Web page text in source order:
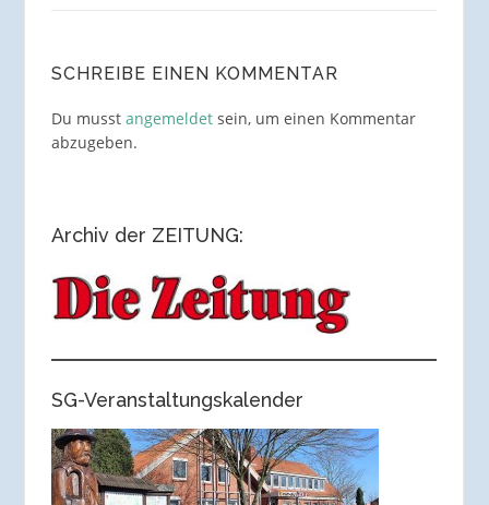
SCHREIBE EINEN KOMMENTAR
Du musst angemeldetsein, um einen Kommentar
abzugeben.
Archiv der ZEITUNG:
SG-Veranstaltungskalender